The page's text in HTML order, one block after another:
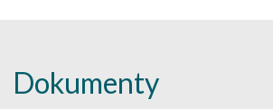
Dokumenty